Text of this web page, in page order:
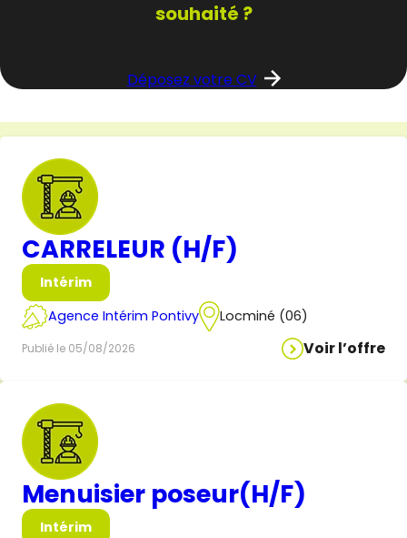
souhaité ?
Déposez votre CV
CARRELEUR (H/F)
Intérim
Agence Intérim Pontivy
Locminé (06)
Publié le 05/08/2026 Voir l’offre
Menuisier poseur(H/F)
Intérim